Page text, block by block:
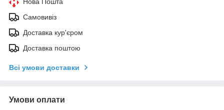
Самовивіз
Доставка кур'єром
Доставка поштою
Всі умови доставки
Умови оплати